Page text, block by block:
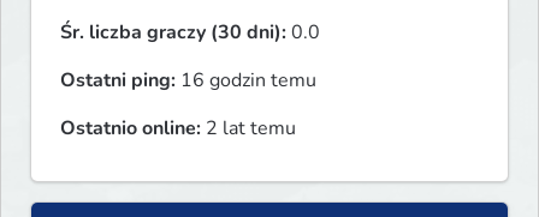
Śr. liczba graczy (30 dni):0.0
Ostatni ping: 16 godzin temu
Ostatnio online: 2 lat temu